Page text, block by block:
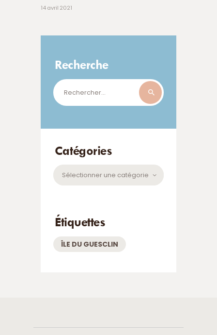
14 avril 2021
Recherche
Rechercher :
Catégories
Catégories
Étiquettes
ÎLE DU GUESCLIN